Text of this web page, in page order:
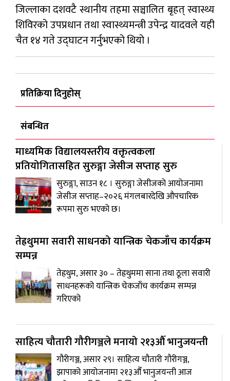
जिल्लाका दशवटै स्थानीय तहमा सञ्चालित बृहत् स्वास्थ्य
शिविरको उपप्रधान तथा स्वास्थ्यमन्त्री उपेन्द्र यादवले यही
चैत १४ गते उद्घाटन गर्नुभएको थियो ।
प्रतिक्रिया दिनुहोस्
संबन्धित
माध्यमिक विद्यालयस्तरीय वक्तृत्वकला
प्रतियोगितासहित सुरुङ्गा जेसीज सप्ताह सुरु
सुरुङ्गा, साउन १८ । सुरुङ्गा जेसीजको आयोजनामा
जेसीज सप्ताह–२०२६ मंगलबारदेखि औपचारिक
रूपमा सुरु भएको छ।
तेह्रथुममा सवारी साधनको यान्त्रिक चेकजाँच कार्यक्रम
सम्पन्न
तेह्रथुम, असार ३० – तेह्रथुममा साना तथा ठूला सवारी
साधनहरूको यान्त्रिक चेकजाँच कार्यक्रम सम्पन्न
गरिएको
साहित्य चौतारी गौरीगञ्जले मनायो २१३औँ भानुजयन्ती
गौरीगञ्ज, असार २९। साहित्य चौतारी गौरीगञ्ज,
झापाको आयोजनामा २१३औँ भानुजयन्ती आज